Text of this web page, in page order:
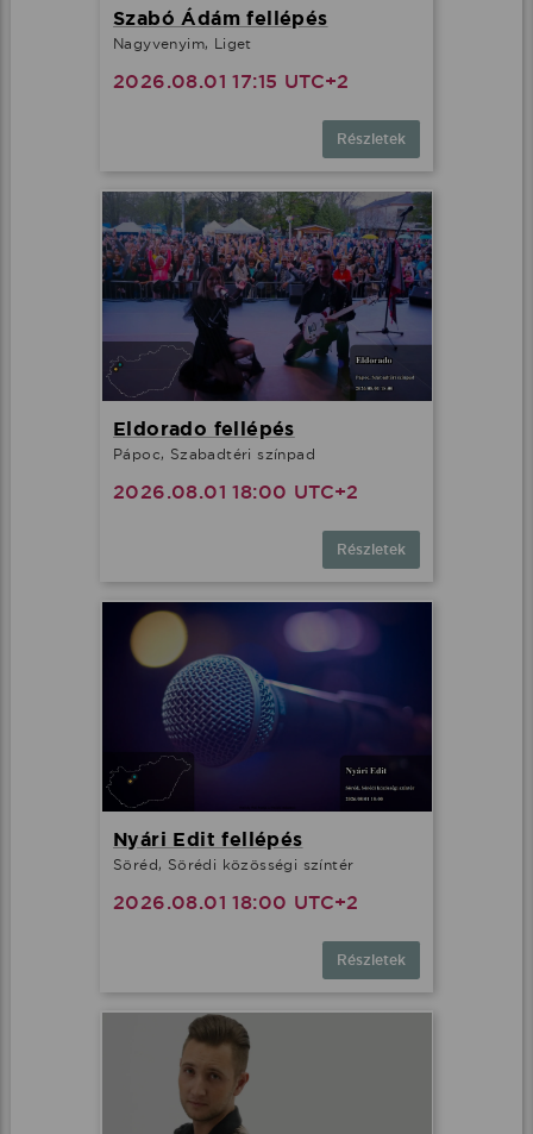
Szabó Ádám fellépés
Nagyvenyim, Liget
2026.08.01 17:15 UTC+2
Részletek
Eldorado fellépés
Pápoc, Szabadtéri színpad
2026.08.01 18:00 UTC+2
Részletek
Nyári Edit fellépés
Söréd, Sörédi közösségi színtér
2026.08.01 18:00 UTC+2
Részletek